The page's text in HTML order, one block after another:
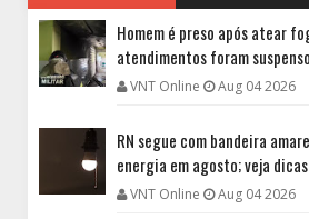
Homem é preso após atear
atendimentos foram
VNT Online Aug 04 2026
RN segue com bandeira
energia em agosto; veja
VNT Online Aug 04 2026